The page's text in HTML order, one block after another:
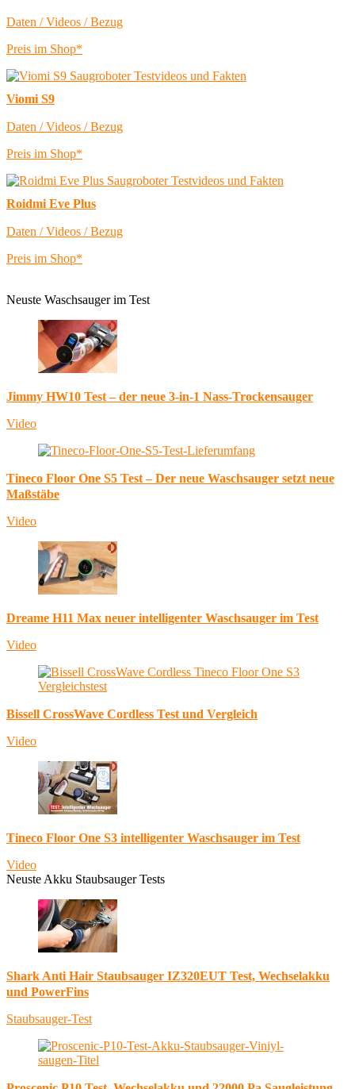
Daten / Videos / Bezug
Preis im Shop*
Viomi S9
Daten / Videos / Bezug
Preis im Shop*
Roidmi Eve Plus
Daten / Videos / Bezug
Preis im Shop*
Neuste Waschsauger im Test
Jimmy HW10 Test – der neue 3-in-1 Nass-Trockensauger
Video
Tineco Floor One S5 Test – Der neue Waschsauger setzt neue
Maßstäbe
Video
Dreame H11 Max neuer intelligenter Waschsauger im Test
Video
Bissell CrossWave Cordless Test und Vergleich
Video
Tineco Floor One S3 intelligenter Waschsauger im Test
Video
Neuste Akku Staubsauger Tests
Shark Anti Hair Staubsauger IZ320EUT Test, Wechselakku
und PowerFins
Staubsauger-Test